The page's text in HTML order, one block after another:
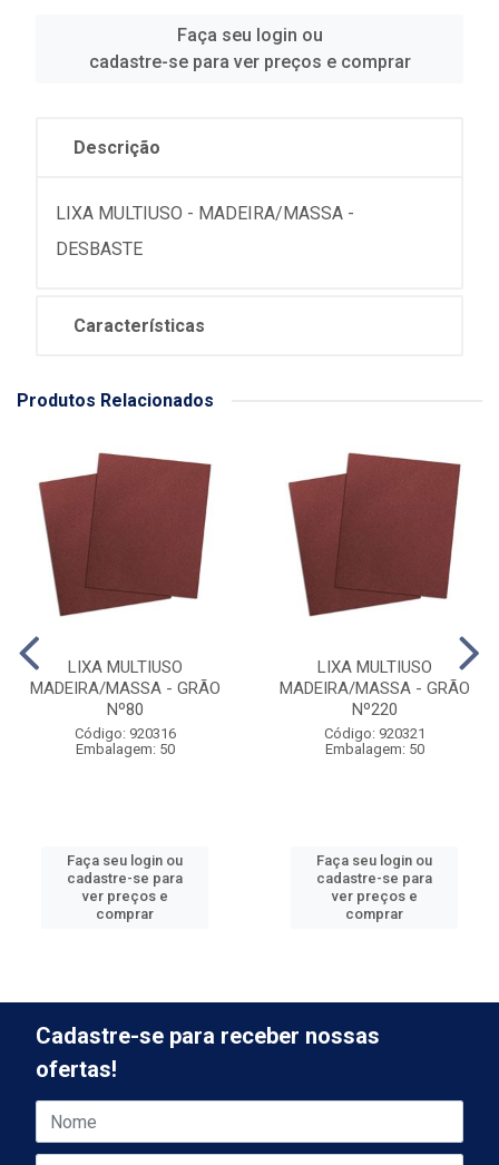
Faça seu login ou
cadastre-se para ver preços e comprar
Descrição
LIXA MULTIUSO - MADEIRA/MASSA -
DESBASTE
Características
Produtos Relacionados
LIXA MULTIUSO
MADEIRA/MASSA - GRÃO
Nº80
Código: 920316
Embalagem: 50
Faça seu login ou
cadastre-se para
ver preços e
comprar
LIXA MULTIUSO
MADEIRA/MASSA - GRÃO
Nº220
Código: 920321
Embalagem: 50
Faça seu login ou
cadastre-se para
ver preços e
comprar
Cadastre-se para receber nossas
ofertas!